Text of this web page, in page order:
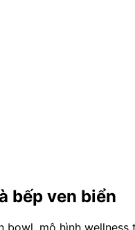
bếp ven biển
mô hình